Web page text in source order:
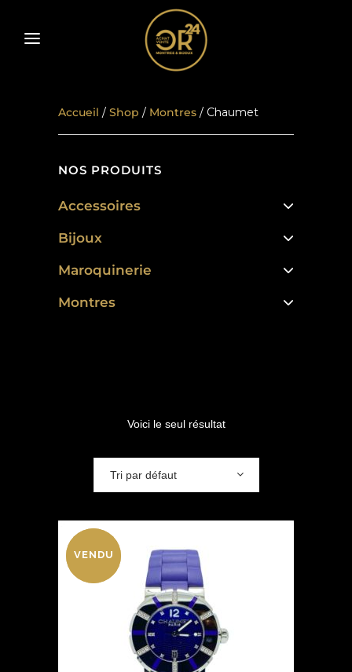
NOS PRODUITS
Accessoires
Bijoux
Maroquinerie
Montres
Accueil / Shop / Montres / Chaumet
Voici le seul résultat
Tri par défaut
VENDU
VENDU